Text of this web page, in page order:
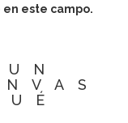
este campo.